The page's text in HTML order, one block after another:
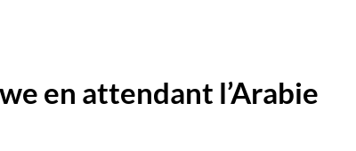
en attendant l’Arabie